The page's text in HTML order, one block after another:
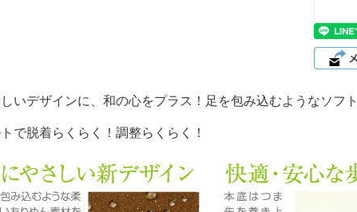
「Suasisfeel
」
コンフォートシ
ューズ「健康ら
くらくフィッ
いデザインに、和の心をプラス！足を包み込むようなソフ
で脱着らくらく！調整らくらく！